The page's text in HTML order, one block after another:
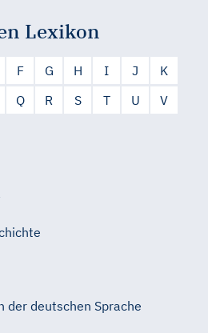
Lexikon
F G H I J
K
Q R S T U
V
der deutschen Sprache